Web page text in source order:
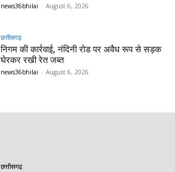
news36bhilai - August 6, 2026
छत्तीसगढ़
निगम की कार्रवाई, नंदिनी रोड पर अवैध रूप से सड़क
घेरकर रखी रेत जब्त
news36bhilai - August 6, 2026
छत्तीसगढ़